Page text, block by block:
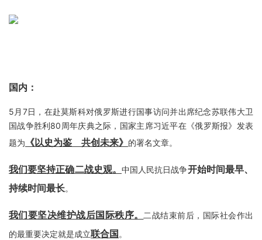
国内：
5月7日，在赴莫斯科对俄罗斯进行国事访问并出席纪念苏联伟大卫
国战争胜利80周年庆典之际，国家主席习近平在《俄罗斯报》发表
题为 《以史为鉴 共创未来》 的署名文章。
我们要坚持正确二战史观。 中国人民抗日战争开始时间最早、
持续时间最长。
我们要坚决维护战后国际秩序。二战结束前后，国际社会作出
的最重要决定就是成立联合国 。